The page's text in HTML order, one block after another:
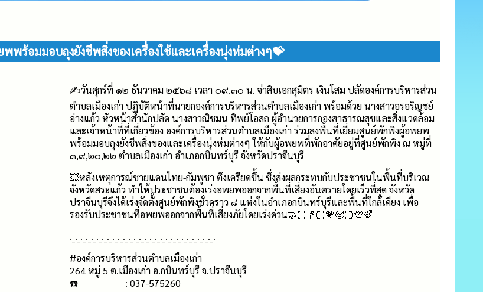
ร้อมมอบถุงยังชีพสิ่งของเครื่องใช้และเครื่องนุ่งห่มต่างๆ💝
✍️วันศุกร์ที่ ๑๒ ธันวาคม ๒๕๖๘ เวลา ๐๙.๓๐ น. จ่าสิบเอกสุมิตร เงินโสม ปลัดองค์การบริหารส่วน
ตำบลเมืองเก่า ปฏิบัติหน้าที่นายกองค์การบริหารส่วนตำบลเมืองเก่า พร้อมด้วย นางสาวอรอริญชย์
อ่างแก้ว หัวหน้าสำนักปลัด นางสาวณิชมน ทิพย์โอสถ ผู้อำนวยการกองสาธารณสุขและสิ่งแวดล้อม
และเจ้าหน้าที่ที่เกี่ยวข้อง องค์การบริหารส่วนตำบลเมืองเก่า ร่วมลงพื้นที่เยี่ยมศูนย์พักพิงผู้อพยพ
พร้อมมอบถุงยังชีพสิ่งของและเครื่องนุ่งห่มต่างๆ ให้กับผู้อพยพที่พักอาศัยอยู่ที่ศูนย์พักพิง ณ หมู่ที่
๓,๙,๒๐,๒๒ ตำบลเมืองเก่า อำเภอกบินทร์บุรี จังหวัดปราจีนบุรี
💥หลังเหตุการณ์ชายแดนไทย-กัมพูชา ตึงเครียดขึ้น ซึ่งส่งผลกระทบกับประชาชนในพื้นที่บริเวณ
จังหวัดสระแก้ว ทำให้ประชาชนต้องเร่งอพยพออกจากพื้นที่เสี่ยงอันตรายโดยเร็วที่สุด จังหวัด
ปราจีนบุรีจึงได้เร่งจัดตั้งศูนย์พักพิงชั่วคราว ๘ แห่งในอำเภอกบินทร์บุรีและพื้นที่ใกล้เคียง เพื่อ
รองรับประชาชนที่อพยพออกจากพื้นที่เสี่ยงภัยโดยเร่งด่วน🤝🏻👵🏻💗🧓🏻💯🌈
._._._._._._._._._._._._._._._._._._._._._._._._._._._.
#องค์การบริหารส่วนตำบลเมืองเก่า
264 หมู่ 5 ต.เมืองเก่า อ.กบินทร์บุรี จ.ปราจีนบุรี
☎️ : 037-575260